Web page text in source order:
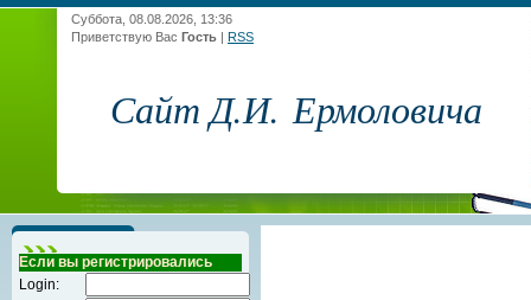
Суббота, 08.08.2026, 13:36
Приветствую Вас Гость | RSS
Сайт Д.И. Ермоловича
Если вы регистрировались
Login: